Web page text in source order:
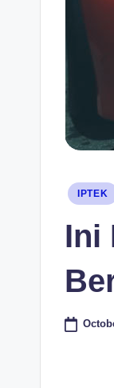
Posted
IPTEK
Ini